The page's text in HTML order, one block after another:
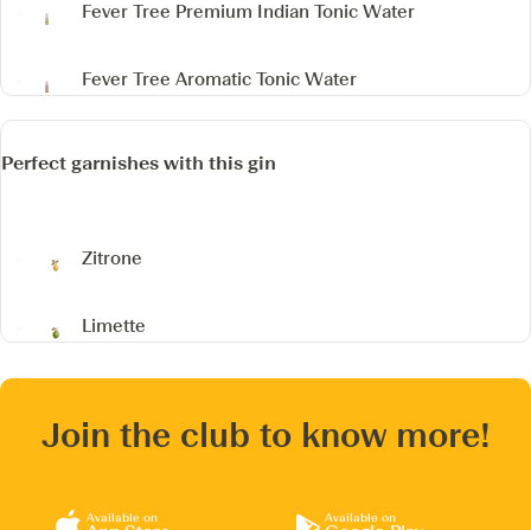
Fever Tree Premium Indian Tonic Water
Fever Tree Aromatic Tonic Water
Perfect garnishes with this gin
Zitrone
Limette
Join the club to know more!
Available on Available on